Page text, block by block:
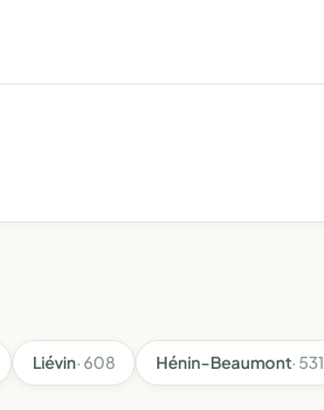
Liévin· 608 Hénin-Beaumont· 531